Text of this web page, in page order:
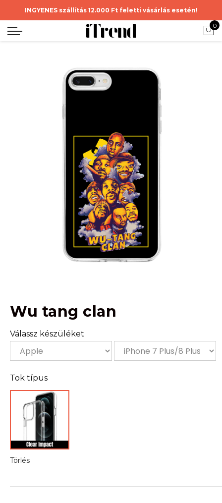
INGYENES szállítás 12.000 Ft feletti vásárlás esetén!
0
Wu tang clan
Válassz készüléket
Tok típus
Törlés